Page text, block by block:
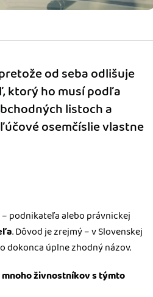
od seba odlišuje
ktorý ho musí podľa
listoch a
osemčíslie vlastne
podnikateľa alebo právnickej
. Dôvod je zrejmý – v Slovenskej
dokonca úplne zhodný názov.
mnoho živnostníkov s týmto